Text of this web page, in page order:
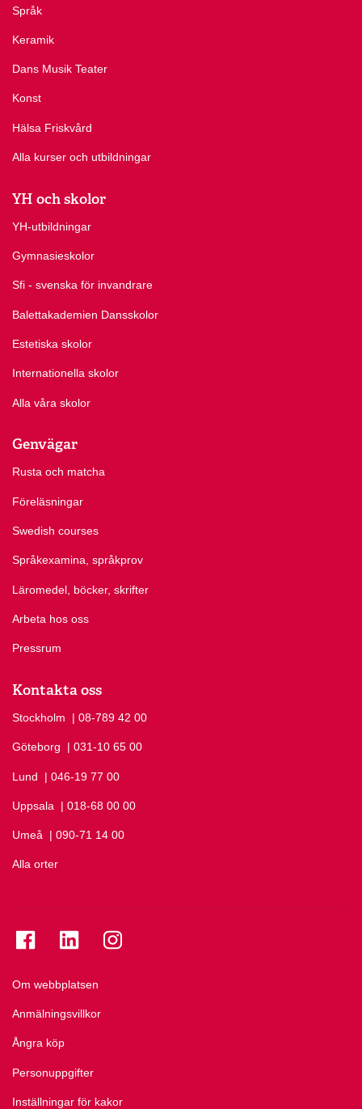
Språk
Keramik
Dans Musik Teater
Konst
Hälsa Friskvård
Alla kurser och utbildningar
YH och skolor
YH-utbildningar
Gymnasieskolor
Sfi - svenska för invandrare
Balettakademien Dansskolor
Estetiska skolor
Internationella skolor
Alla våra skolor
Genvägar
Rusta och matcha
Föreläsningar
Swedish courses
Språkexamina, språkprov
Läromedel, böcker, skrifter
Arbeta hos oss
Pressrum
Kontakta oss
Stockholm Ring Stockholm på
| 08-789 42 00
Göteborg Ring Göteborg på
| 031-10 65 00
Lund Ring Lund på
| 046-19 77 00
Uppsala Ring Uppsala på
| 018-68 00 00
Umeå Ring Umeå på
| 090-71 14 00
Alla orter
Om webbplatsen
Anmälningsvillkor
Ångra köp
Personuppgifter
Inställningar för kakor
Se folkuniversitetet på Facebook
Se folkuniversitetet på LinkedIn